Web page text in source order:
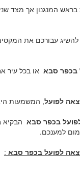
בראש המנגנון אך מצד
עבורכם את
בכפר סבא או בכל עיר
לפועל, המשמעות
בכפר סבא הבקיא
למענכם.
לפועל בכפר סבא :